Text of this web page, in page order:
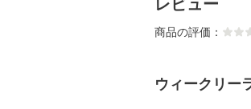
レビュー
商品の評価：
ウィークリー